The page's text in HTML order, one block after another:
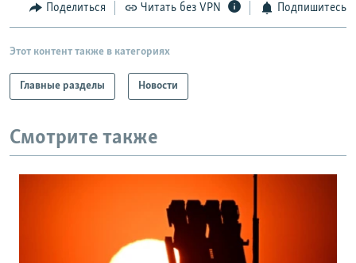
Поделиться Читать без VPN Подпишитесь
Этот контент также в категориях
Главные разделы Новости
Смотрите также